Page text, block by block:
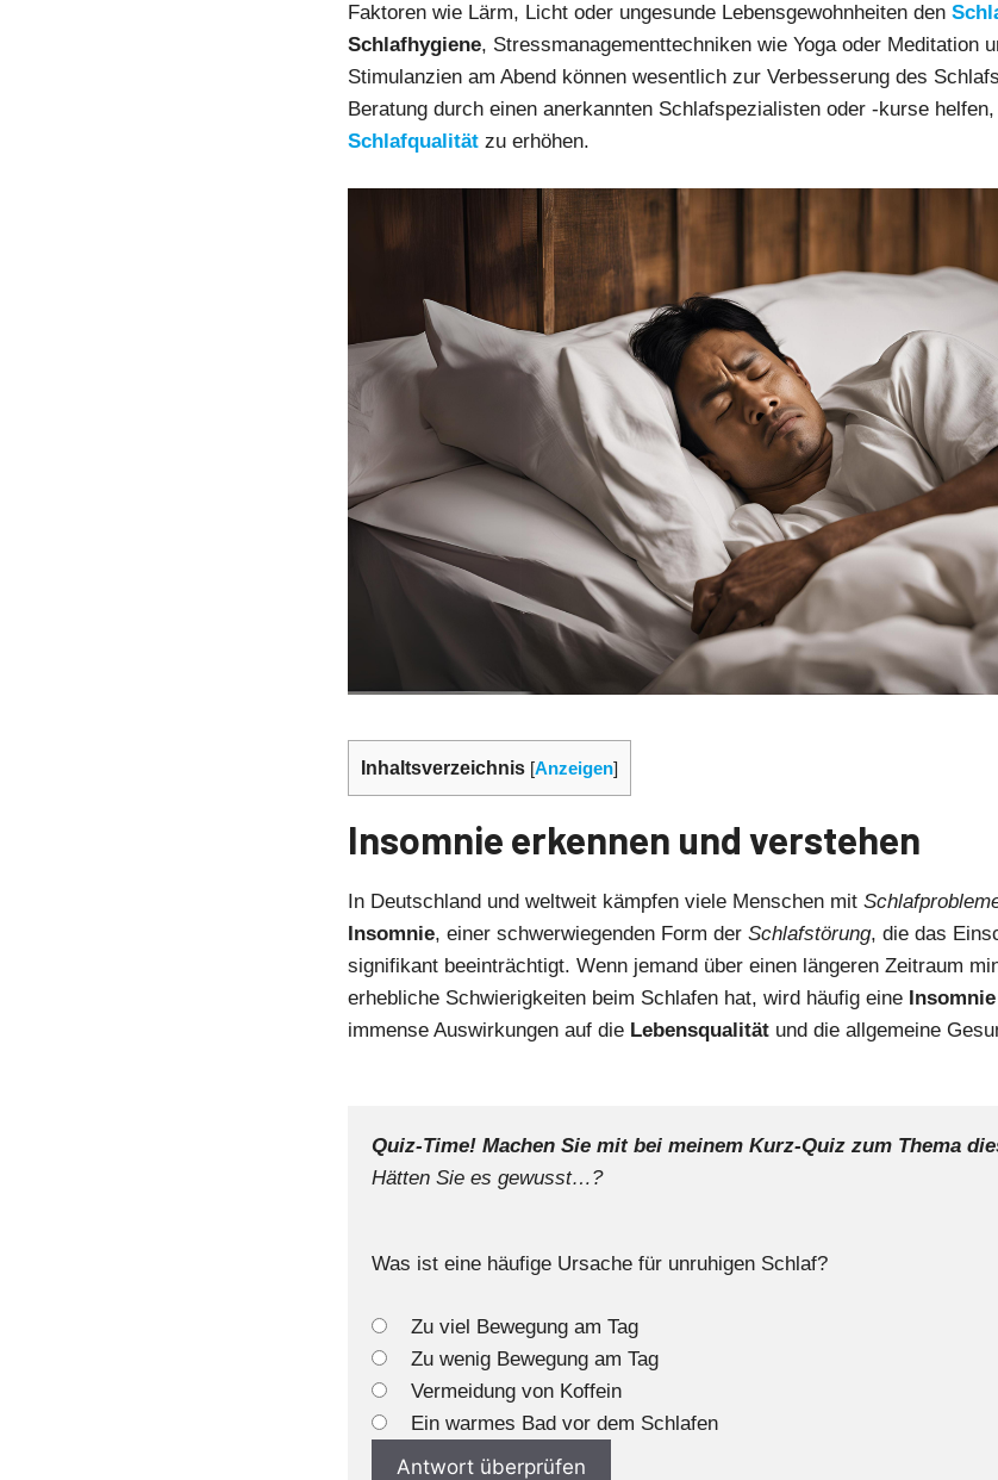
Faktoren wie Lärm, Licht oder ungesunde Lebensgewohnheiten den
Schlafhygiene, Stressmanagementtechniken wie Yoga oder Meditation
Stimulanzien am Abend können wesentlich zur Verbesserung des
Beratung durch einen anerkannten Schlafspezialisten oder -kurse
Schlafqualität zu erhöhen.
Inhaltsverzeichnis [Anzeigen]
Insomnie erkennen und verstehen
In Deutschland und weltweit kämpfen viele Menschen mit
Insomnie, einer schwerwiegenden Form der Schlafstörung, die das
signifikant beeinträchtigt. Wenn jemand über einen längeren Zeitraum
erhebliche Schwierigkeiten beim Schlafen hat, wird häufig eine Insomnie
immense Auswirkungen auf die Lebensqualität und die allgemeine
Quiz-Time! Machen Sie mit bei meinem Kurz-Quiz zum Thema
Hätten Sie es gewusst…?
Was ist eine häufige Ursache für unruhigen Schlaf?
Zu viel Bewegung am Tag
Zu wenig Bewegung am Tag
Vermeidung von Koffein
Ein warmes Bad vor dem Schlafen
Antwort überprüfen